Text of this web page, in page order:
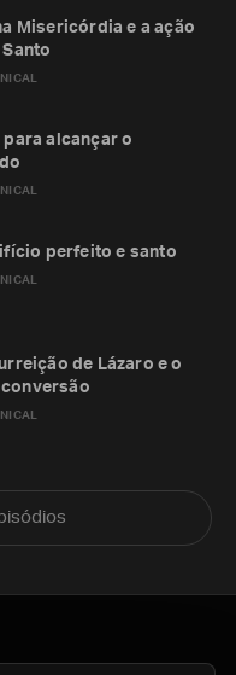
Misericórdia e a ação
para alcançar o
perfeito e santo
de Lázaro e o